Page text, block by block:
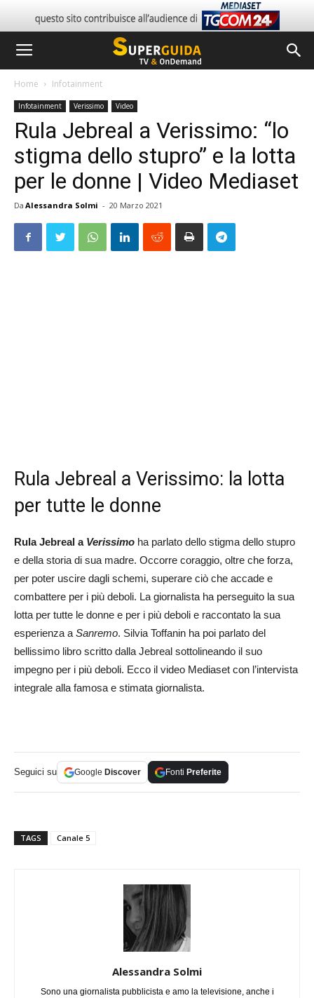
Home Infotainment
Infotainment Verissimo Video
Rula Jebreal a Verissimo: “lo
stigma dello stupro” e la lotta
per le donne | Video Mediaset
Da Alessandra Solmi - 20 Marzo 2021
Rula Jebreal a Verissimo: la lotta
per tutte le donne
Rula Jebreal a Verissimo ha parlato dello stigma dello stupro
e della storia di sua madre. Occorre coraggio, oltre che forza,
per poter uscire dagli schemi, superare ciò che accade e
combattere per i più deboli. La giornalista ha perseguito la sua
lotta per tutte le donne e per i più deboli e raccontato la sua
esperienza aSanremo. Silvia Toffanin ha poi parlato del
bellissimo libro scritto dalla Jebreal sottolineando il suo
impegno per i più deboli. Ecco il video Mediaset con l’intervista
integrale alla famosa e stimata giornalista.
Seguici su Google Discover Fonti Preferite
TAGS Canale 5
Alessandra Solmi
Sono una giornalista pubblicista e amo la televisione, anche i